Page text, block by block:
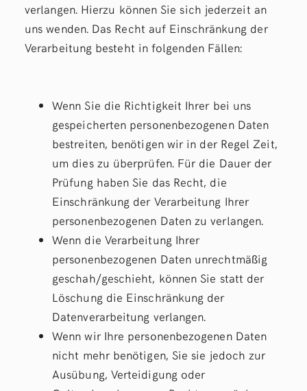
verlangen. Hierzu können Sie sich jederzeit an
uns wenden. Das Recht auf Einschränkung der
Verarbeitung besteht in folgenden Fällen:
Wenn Sie die Richtigkeit Ihrer bei uns
gespeicherten personenbezogenen Daten
bestreiten, benötigen wir in der Regel Zeit,
um dies zu überprüfen. Für die Dauer der
Prüfung haben Sie das Recht, die
Einschränkung der Verarbeitung Ihrer
personenbezogenen Daten zu verlangen.
Wenn die Verarbeitung Ihrer
personenbezogenen Daten unrechtmäßig
geschah/geschieht, können Sie statt der
Löschung die Einschränkung der
Datenverarbeitung verlangen.
Wenn wir Ihre personenbezogenen Daten
nicht mehr benötigen, Sie sie jedoch zur
Ausübung, Verteidigung oder